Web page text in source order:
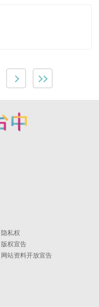
隐私权
版权宣告
网站资料开放宣告